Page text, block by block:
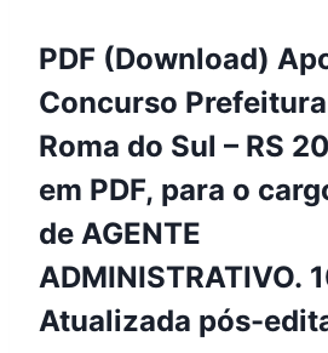
PDF (Download)
Concurso
Roma do Sul – RS
em PDF, para o
de AGENTE
ADMINISTRATIVO.
Atualizada pós-